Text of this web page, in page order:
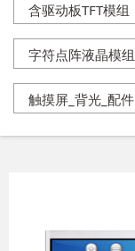
含驱动板TFT模组
字符点阵液晶模组
触摸屏_背光_配件